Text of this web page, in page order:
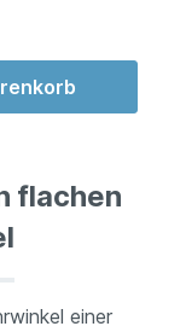
flachen
einer